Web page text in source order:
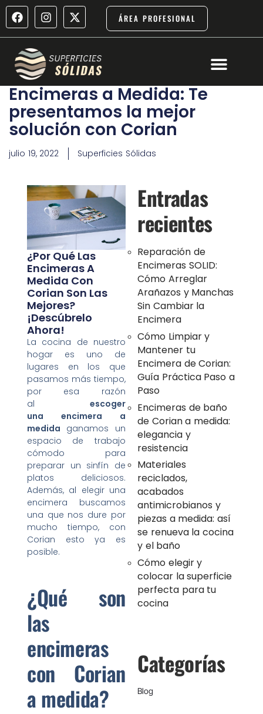
ÁREA PROFESIONAL
Encimeras a Medida: Te
presentamos la mejor
solución con Corian
julio 19, 2022 Superficies Sólidas
¿Por Qué Las
Encimeras A
Medida Con
Corian Son Las
Mejores?
¡Descúbrelo
Ahora!
La cocina de nuestro
hogar es uno de
lugares en los que
pasamos más tiempo,
por esa razón
al escoger
una
encimera a
medida ganamos un
espacio de trabajo
cómodo para
preparar un sinfín de
platos deliciosos.
Además, al elegir una
encimera buscamos
una que nos dure por
mucho tiempo, con
Corian esto ya es
posible.
¿Qué son
las
encimeras
con Corian
a medida?
Entradas
recientes
Reparación de
Encimeras SOLID:
Cómo Arreglar
Arañazos y Manchas
Sin Cambiar la
Encimera
Cómo Limpiar y
Mantener tu
Encimera de Corian:
Guía Práctica Paso a
Paso
Encimeras de baño
de Corian a medida:
elegancia y
resistencia
Materiales
reciclados,
acabados
antimicrobianos y
piezas a medida: así
se renueva la cocina
y el baño
Cómo elegir y
colocar la superficie
perfecta para tu
cocina
Categorías
Blog